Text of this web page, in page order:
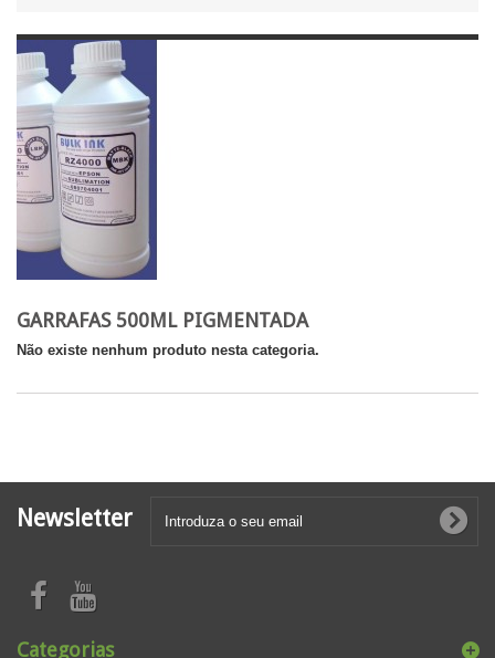
GARRAFAS 500ML PIGMENTADA
Não existe nenhum produto nesta categoria.
Newsletter
Categorias